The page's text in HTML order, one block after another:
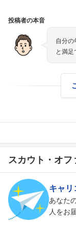
こち
投稿者の本音
自分の
と満足
スカウト・オフ
キャリ
あなた
人をお